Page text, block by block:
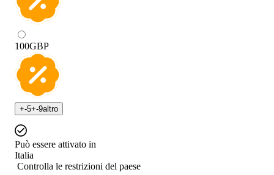
100GBP
+-5+-9altro
Può essere attivato in
Italia
Controlla le restrizioni del paese